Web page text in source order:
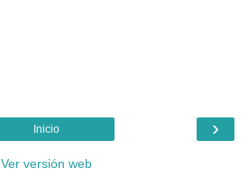
›
Inicio
Ver versión web